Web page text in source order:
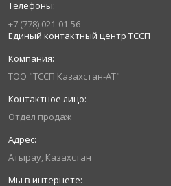
+7 (778) 021-01-56
Единый контактный центр ТССП
ТОО "ТССП Казахстан-АТ"
Отдел продаж
Атырау, Казахстан